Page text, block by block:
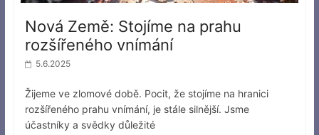
Nová Země: Stojíme na prahu
rozšířeného vnímání
5.6.2025
Žijeme ve zlomové době. Pocit, že stojíme na hranici
rozšířeného prahu vnímání, je stále silnější. Jsme
účastníky a svědky důležité